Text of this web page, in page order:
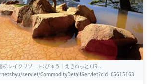
レイクリゾート：びゅう｜えきねっと（JR ...
servlet/CommodityDetailServlet?cid=05615163